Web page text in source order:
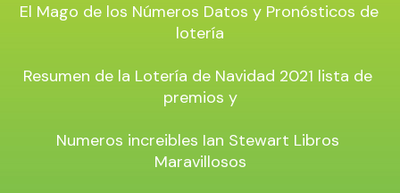
El Mago de los Números Datos y Pronósticos de
lotería
Resumen de la Lotería de Navidad 2021 lista de
premios y
Numeros increibles Ian Stewart Libros
Maravillosos